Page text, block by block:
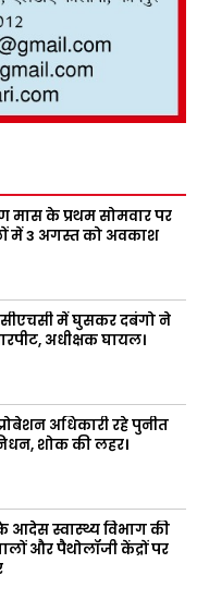
मास के प्रथम सोमवार पर
में 3 अगस्त को अवकाश
में घुसकर दबंगो ने
अधीक्षक घायल।
अधिकारी रहे पुनीत
शोक की लहर।
आदेस स्वास्थ्य विभाग की
और पैथोलॉजी केंद्रों पर